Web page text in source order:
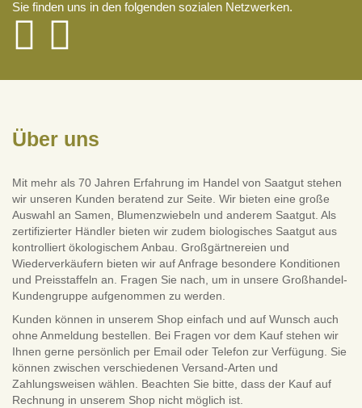
Sie finden uns in den folgenden sozialen Netzwerken.
Über uns
Mit mehr als 70 Jahren Erfahrung im Handel von Saatgut stehen
wir unseren Kunden beratend zur Seite. Wir bieten eine große
Auswahl an Samen, Blumenzwiebeln und anderem Saatgut. Als
zertifizierter Händler bieten wir zudem biologisches Saatgut aus
kontrolliert ökologischem Anbau. Großgärtnereien und
Wiederverkäufern bieten wir auf Anfrage besondere Konditionen
und Preisstaffeln an. Fragen Sie nach, um in unsere Großhandel-
Kundengruppe aufgenommen zu werden.
Kunden können in unserem Shop einfach und auf Wunsch auch
ohne Anmeldung bestellen. Bei Fragen vor dem Kauf stehen wir
Ihnen gerne persönlich per Email oder Telefon zur Verfügung. Sie
können zwischen verschiedenen Versand-Arten und
Zahlungsweisen wählen. Beachten Sie bitte, dass der Kauf auf
Rechnung in unserem Shop nicht möglich ist.